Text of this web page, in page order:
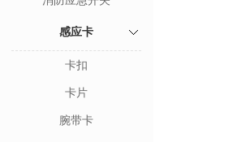
感应卡
卡扣
卡片
腕带卡